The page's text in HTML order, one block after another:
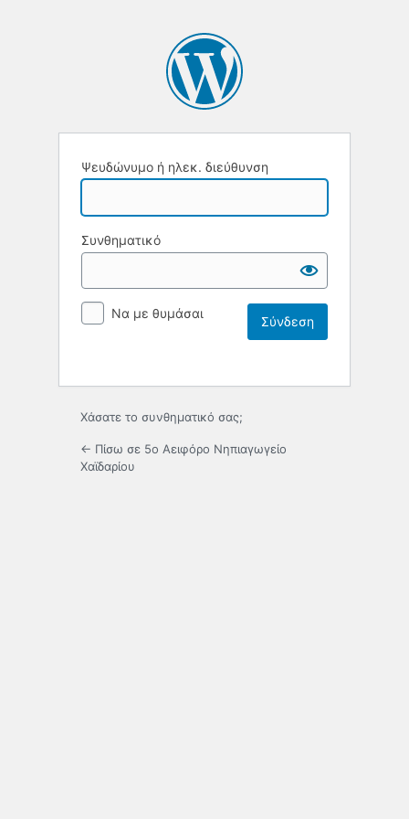
Ψευδώνυμο ή ηλεκ. διεύθυνση
Συνθηματικό
Να με θυμάσαι
Χάσατε το συνθηματικό σας;
← Πίσω σε 5ο Αειφόρο Νηπιαγωγείο
Χαϊδαρίου